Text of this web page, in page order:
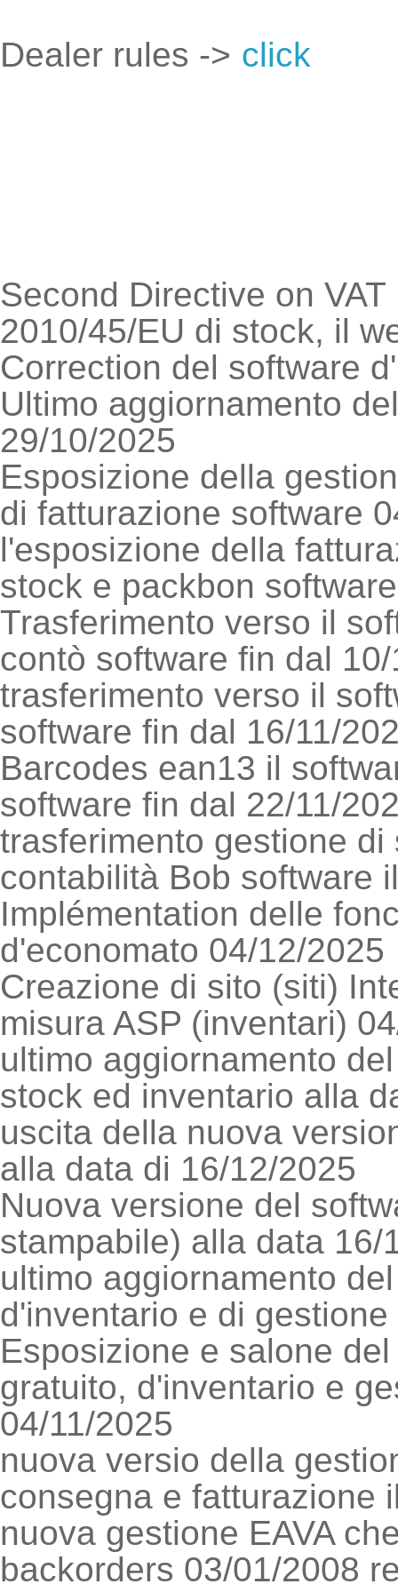
Dealer rules -> click
Second Directive on
2010/45/EU di stock, il
Correction del software
Ultimo aggiornamento
29/10/2025
Esposizione della
di fatturazione software
l'esposizione della
stock e packbon
Trasferimento verso il
contò software fin dal
trasferimento verso il
software fin dal 16/11/
Barcodes ean13 il
software fin dal 22/11/
trasferimento gestione
contabilità Bob software
Implémentation delle
d'economato 04/12/2025
Creazione di sito (siti)
misura ASP (inventari)
ultimo aggiornamento
stock ed inventario alla
uscita della nuova
alla data di 16/12/2025
Nuova versione del
stampabile) alla data 16/
ultimo aggiornamento
d'inventario e di
Esposizione e salone
gratuito, d'inventario e
04/11/2025
nuova versio della
consegna e fatturazione
nuova gestione EAVA
backorders 03/01/2008